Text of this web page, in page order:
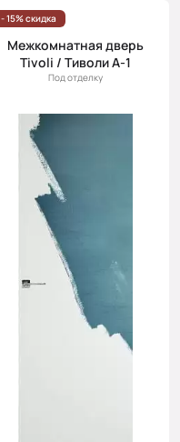
- 15% скидка
Межкомнатная дверь
Tivoli / Тиволи А-1
Под отделку